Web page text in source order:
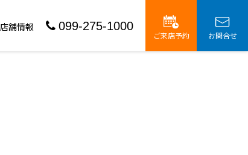
店舗情報 099-275-1000
ご来店予約 お問合せ